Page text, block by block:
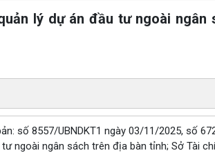
lý dự án đầu tư ngoài ngân
số 8557/UBNDKT1 ngày 03/11/2025, số
ngoài ngân sách trên địa bàn tỉnh; Sở Tài